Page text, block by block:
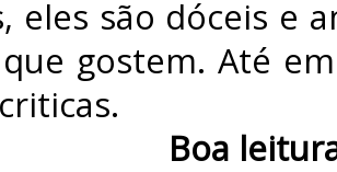
eles são dóceis e
gostem. Até
Boa